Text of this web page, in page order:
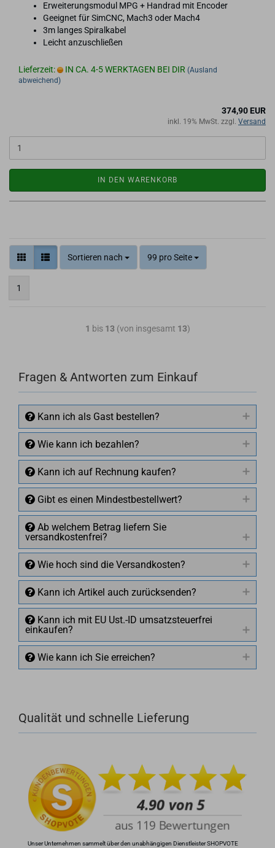
Er­wei­te­rungs­mo­dul MPG + Hand­rad mit En­co­der
Ge­eig­net für SimCNC, Mach3 oder Mach4
3m lan­ges Spi­ral­ka­bel
Leicht an­zu­schlie­ßen
Lieferzeit: IN CA. 4-5 WERKTAGEN BEI DIR (Ausland
abweichend)
374,90 EUR
inkl. 19% MwSt. zzgl. Versand
IN DEN WARENKORB
Sortieren nach 99 pro Seite
1
1 bis 13(von insgesamt 13)
Fragen & Antworten zum Einkauf
Kann ich als Gast bestellen?
Wie kann ich bezahlen?
Kann ich auf Rechnung kaufen?
Gibt es einen Mindestbestellwert?
Ab welchem Betrag liefern Sie
versandkostenfrei?
Wie hoch sind die Versandkosten?
Kann ich Artikel auch zurücksenden?
Kann ich mit EU Ust.-ID umsatzsteuerfrei
einkaufen?
Wie kann ich Sie erreichen?
+49 (0)4281 50 79 78 2
info@rocketronics.de
Qualität und schnelle Lieferung
Unser Unternehmen sammelt über den unabhängigen Dienstleister SHOPVOTE